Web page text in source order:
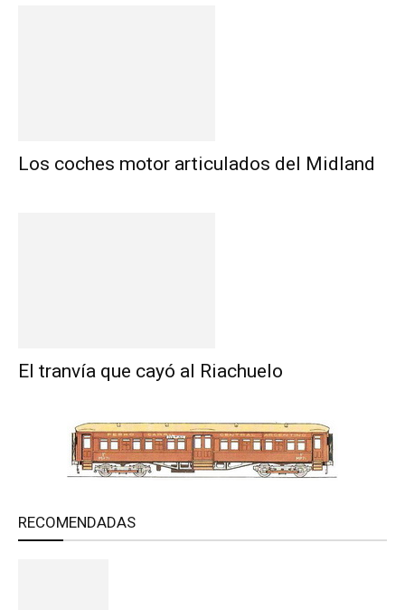
Los coches motor articulados del Midland
El tranvía que cayó al Riachuelo
RECOMENDADAS